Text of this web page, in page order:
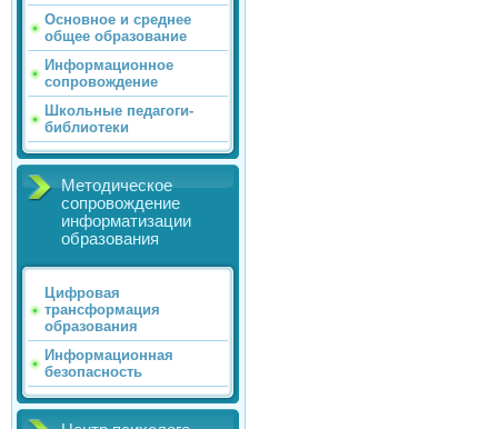
Основное и среднее
общее образование
Информационное
сопровождение
Школьные педагоги-
библиотеки
Методическое
сопровождение
информатизации
образования
Цифровая
трансформация
образования
Информационная
безопасность